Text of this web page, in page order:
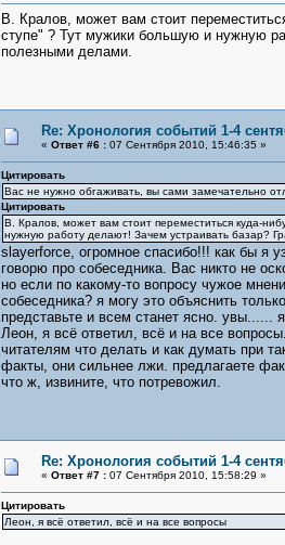
В. Кралов, может вам стоит
ступе" ? Тут мужики большую и нужную
полезными делами.
Re: Хронология событий 1-4
« Ответ #6 :07 Сентября 2010, 15:46:35 »
Цитировать
Вас не нужно обгаживать, вы сами замечательно
Цитировать
В. Кралов, может вам стоит переместиться куда-
нужную работу делают! Зачем устраивать базар?
slayerforce, огромное спасибо!!! как бы я
говорю про собеседника. Вас никто не
но если по какому-то вопросу чужое
собеседника? я могу это объяснить
представьте и всем станет ясно. увы......
Леон, я всё ответил, всё и на все
читателям что делать и как думать при
факты, они сильнее лжи. предлагаете
что ж, извините, что потревожил.
Re: Хронология событий 1-4
« Ответ #7 :07 Сентября 2010, 15:58:29 »
Цитировать
Леон, я всё ответил, всё и на все вопросы